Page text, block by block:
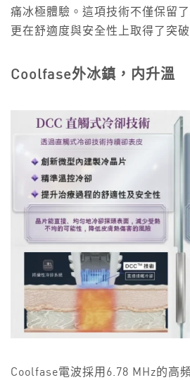
痛冰極體驗。這項技術不僅保留
更在舒適度與安全性上取得了突
Coolfase外冰鎮，内升溫
Coolfase電波採用6.78 MHz的高